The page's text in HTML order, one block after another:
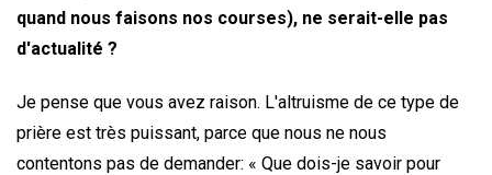
quand nous faisons nos courses), ne serait-elle pas
d'actualité ?
Je pense que vous avez raison. L'altruisme de ce type de
prière est très puissant, parce que nous ne nous
contentons pas de demander: « Que dois-je savoir pour